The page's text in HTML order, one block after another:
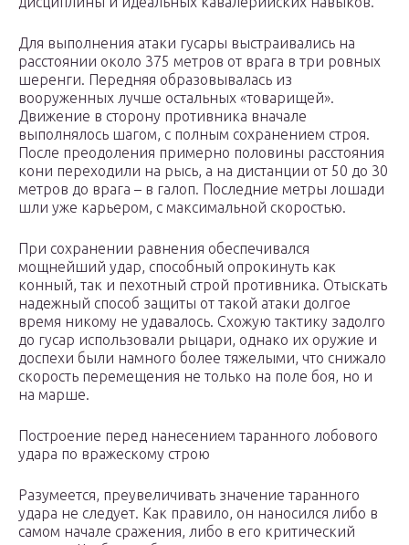
Для выполнения атаки гусары выстраивались на
расстоянии около 375 метров от врага в три ровных
шеренги. Передняя образовывалась из
вооруженных лучше остальных «товарищей».
Движение в сторону противника вначале
выполнялось шагом, с полным сохранением строя.
После преодоления примерно половины расстояния
кони переходили на рысь, а на дистанции от 50 до 30
метров до врага – в галоп. Последние метры лошади
шли уже карьером, с максимальной скоростью.
При сохранении равнения обеспечивался
мощнейший удар, способный опрокинуть как
конный, так и пехотный строй противника. Отыскать
надежный способ защиты от такой атаки долгое
время никому не удавалось. Схожую тактику задолго
до гусар использовали рыцари, однако их оружие и
доспехи были намного более тяжелыми, что снижало
скорость перемещения не только на поле боя, но и
на марше.
Построение перед нанесением таранного лобового
удара по вражескому строю
Разумеется, преувеличивать значение таранного
удара не следует. Как правило, он наносился либо в
самом начале сражения, либо в его критический